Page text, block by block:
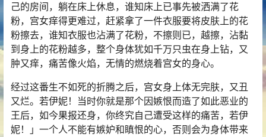
己的房间，躺在床上休息，谁知床上已事先被洒满了花
粉，宫女痒得更难过，赶紧拿了一件衣服要将皮肤上的花
粉擦去，谁知衣服也沾满了花粉，不擦则已，越擦，沾黏
到身上的花粉越多，整个身体犹如千万只虫在身上钻，又
肿又痒，痛苦像火焰，无情的燃烧着宫女的身心。
经过这番生不如死的折腾之后，宫女身上体无完肤，又丑
又烂。若伊妮！当时你就是那个因嫉恨而造了如此恶业的
王后，如今果报还身，你终究自己遭受这样的痛苦，若伊
妮！」一个人不能有嫉妒和瞋恨的心，否则会为身体带来